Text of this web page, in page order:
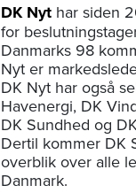
DK Nyt har siden
for
Danmarks 98
Nyt er
DK Nyt har også
Havenergi, DK
DK Sundhed og
Dertil kommer DK
overblik over alle
Danmark.